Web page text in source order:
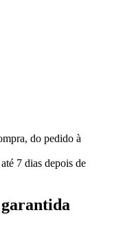
do pedido à
7 dias depois de